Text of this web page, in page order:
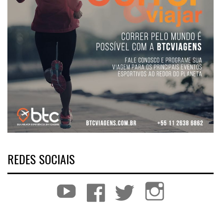
REDES SOCIAIS
YouTube Facebook Twitter